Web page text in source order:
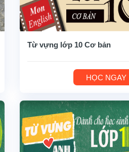
Từ vựng lớp 10 Cơ bản
HỌC NGAY